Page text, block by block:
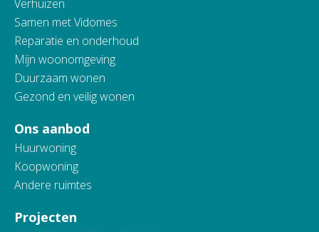
Verhuizen
Samen met Vidomes
Reparatie en onderhoud
Mijn woonomgeving
Duurzaam wonen
Gezond en veilig wonen
Ons aanbod
Huurwoning
Koopwoning
Andere ruimtes
Projecten